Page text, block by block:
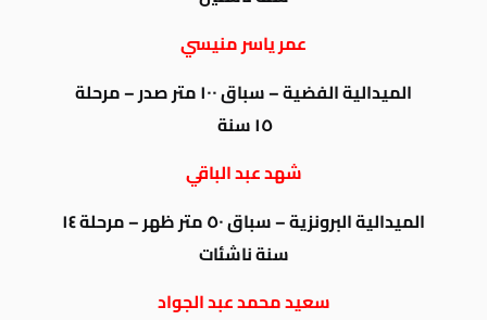
عمر ياسر منيسي
الميدالية الفضية – سباق ١٠٠ متر صدر – مرحلة
١٥ سنة
شهد عبد الباقي
الميدالية البرونزية – سباق ٥٠ متر ظهر – مرحلة ١٤
سنة ناشئات
سعيد محمد عبد الجواد